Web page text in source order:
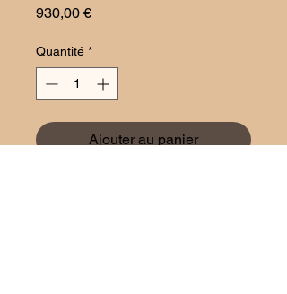
930,00 €Prix
Quantité *
Ajouter au panier